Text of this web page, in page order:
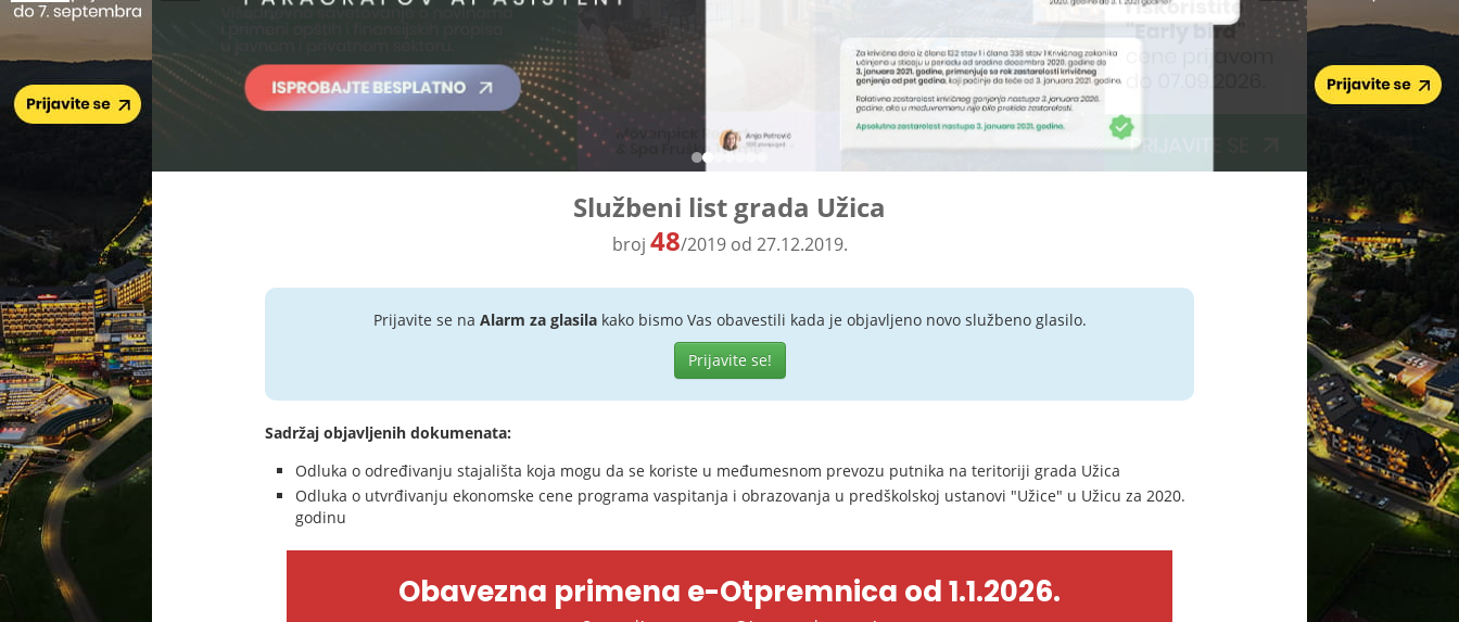
Službeni list grada Užica
broj 48/2019 od 27.12.2019.
Prijavite se na Alarm za glasilakako bismo Vas obavestili kada je objavljeno novo službeno glasilo.
Prijavite se!
Sadržaj objavljenih dokumenata:
Odluka o određivanju stajališta koja mogu da se koriste u međumesnom prevozu putnika na teritoriji grada Užica
Odluka o utvrđivanju ekonomske cene programa vaspitanja i obrazovanja u predškolskoj ustanovi "Užice" u Užicu za 2020.
godinu
Obavezna primena e-Otpremnica od 1.1.2026.